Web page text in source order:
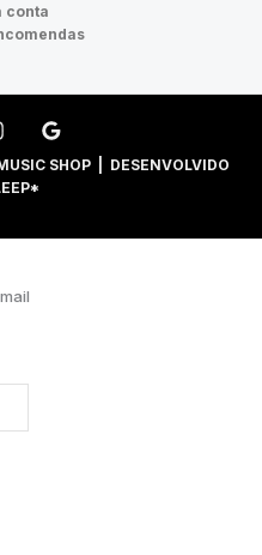
conta
SHOP | DESENVOLVIDO